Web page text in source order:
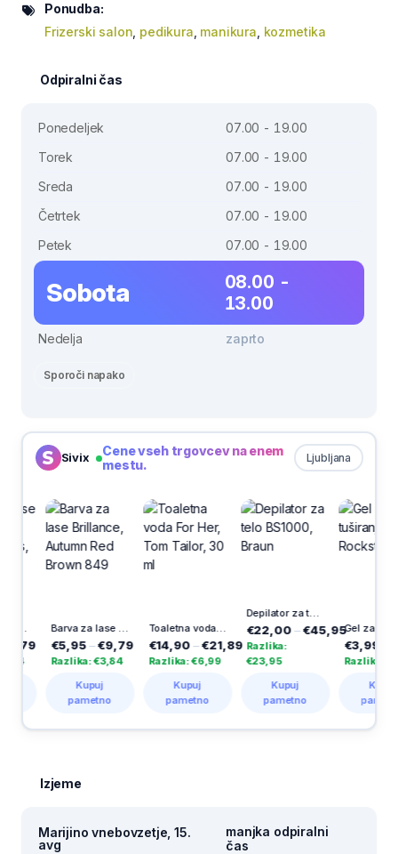
Ponudba:
Frizerski salon pedikura manikura kozmetika
Odpiralni čas
Ponedeljek
07.00 - 19.00
Torek
07.00 - 19.00
Sreda
07.00 - 19.00
Četrtek
07.00 - 19.00
Petek
07.00 - 19.00
Sobota
08.00 -
13.00
Nedelja zaprto
Sporoči napako
Sivix Ljubljana
Cene vseh trgovcev na enem
mestu.
Barva za lase Brillance, Autumn Red Brown 849
€5,95 –€9,79
Razlika: €3,84
pametno
Toaletna voda For Her, Tom Tailor, 30 ml
€14,90–€21,89
Razlika: €6,99
pametno
Depilator za telo BS1000, Braun
€22,00– €45,95
Razlika:
€23,95
pametno
Gel za tuširanje Rockstar, 1 kos
–€5,29
Razlika: €1,30
pametno
Izjeme
Marijino vnebovzetje, 15.
avg
manjka odpiralni
čas